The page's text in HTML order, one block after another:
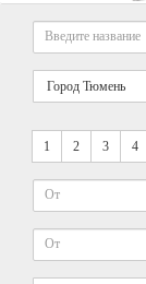
Город Тюмень
1 2 3 4